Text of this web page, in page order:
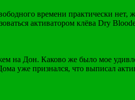
времени практически нет,
активатором клёва Dry
на Дон. Каково же было мое
уже признался, что выписал